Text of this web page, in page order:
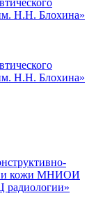
Н.Н. Блохина»
Н.Н. Блохина»
и кожи МНИОИ